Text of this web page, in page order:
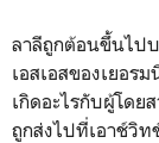
ลาลีถูกต้อนขึ้นไป
เอสเอสของเยอร
เกิดอะไรกับผู้โดย
ถูกส่งไปที่เอาช์วิท